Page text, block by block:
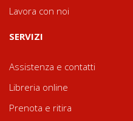
Lavora con noi
SERVIZI
Assistenza e contatti
Libreria online
Prenota e ritira